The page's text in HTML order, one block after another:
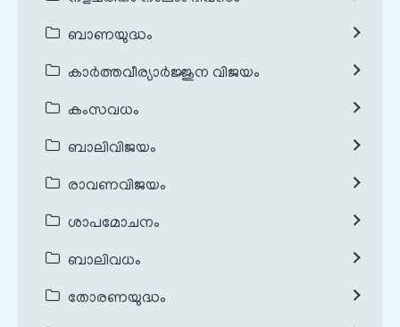
ബാണയുദ്ധം
കാർത്തവീര്യാർജ്ജുന വിജയം
കംസവധം
ബാലിവിജയം
രാവണവിജയം
ശാപമോചനം
ബാലിവധം
തോരണയുദ്ധം